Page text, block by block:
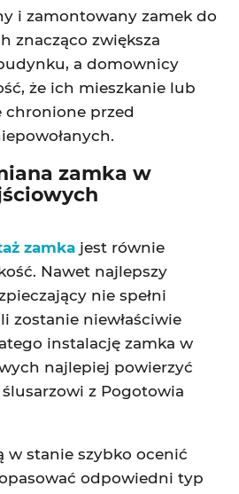
i zamontowany zamek do
znacząco zwiększa
a domownicy
że ich mieszkanie lub
chronione przed
zamka w
zamkajest równie
Nawet najlepszy
nie spełni
zostanie niewłaściwie
instalację zamka w
najlepiej powierzyć
z Pogotowia
w stanie szybko ocenić
odpowiedni typ